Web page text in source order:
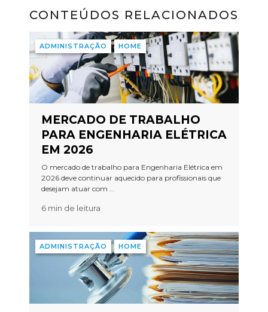
CONTEÚDOS RELACIONADOS
ADMINISTRAÇÃO HOME
MERCADO DE TRABALHO
PARA ENGENHARIA ELÉTRICA
EM 2026
O mercado de trabalho para Engenharia Elétrica em
2026 deve continuar aquecido para profissionais que
desejam atuar com ...
6 min de leitura
ADMINISTRAÇÃO HOME